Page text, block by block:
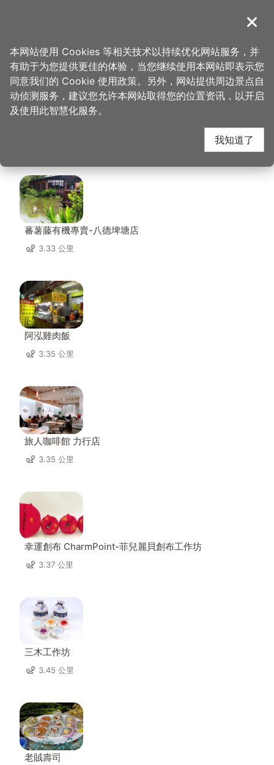
導覽
首页 > 想去的地方 > 美食、购物 > 三宝冰事 BAO 3 ICE
三宝冰事 BAO 3 ICE 周
边店家
蕃薯藤有機專賣-八德埤塘店
3.33 公里
阿泓雞肉飯
3.35 公里
旅人咖啡館 力行店
3.35 公里
幸運創布 CharmPoint-菲兒麗貝創布工作坊
3.37 公里
三木工作坊
3.45 公里
老賊壽司
关闭
本网站使用 Cookies 等相关技术以持续优化网站服务，并
有助于为您提供更佳的体验，当您继续使用本网站即表示您
同意我们的 Cookie 使用政策。另外，网站提供周边景点自
动侦测服务，建议您允许本网站取得您的位置资讯，以开启
及使用此智慧化服务。
我知道了